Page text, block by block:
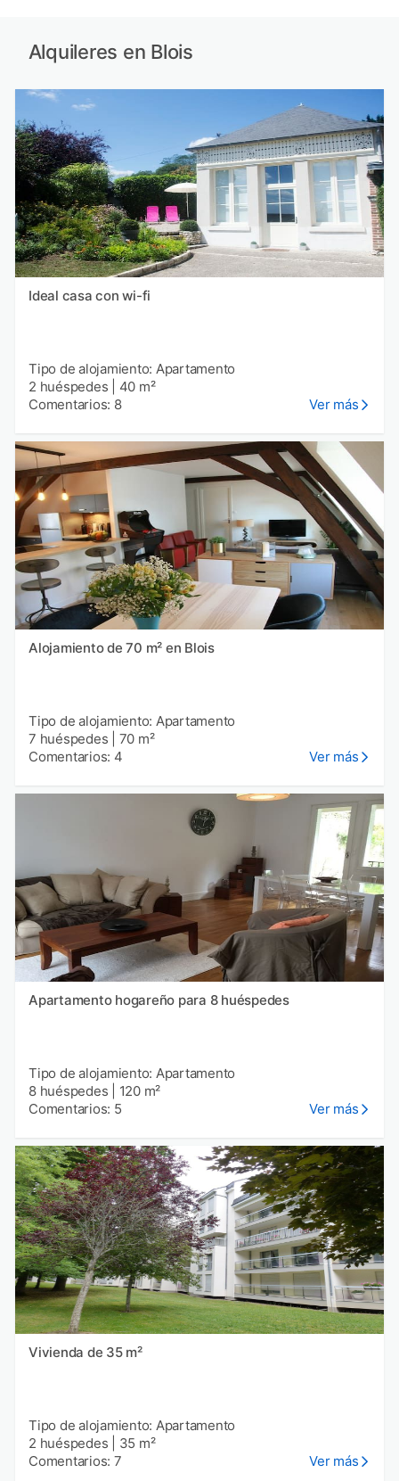
Alquileres en Blois
Ideal casa con wi-fi
Tipo de alojamiento: Apartamento
2 huéspedes
40 m²
Comentarios: 8
Ver más
Alojamiento de 70 m² en Blois
Tipo de alojamiento: Apartamento
7 huéspedes
70 m²
Comentarios: 4
Ver más
Apartamento hogareño para 8 huéspedes
Tipo de alojamiento: Apartamento
8 huéspedes
120 m²
Comentarios: 5
Ver más
Vivienda de 35 m²
Tipo de alojamiento: Apartamento
2 huéspedes
35 m²
Comentarios: 7
Ver más